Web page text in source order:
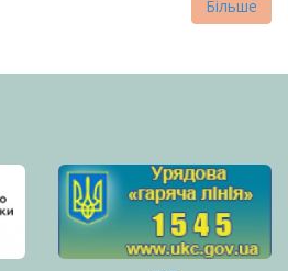
Більше